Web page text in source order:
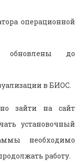
операционной
обновлены до
в БИОС.
зайти на сайт
установочный
необходимо
работу.